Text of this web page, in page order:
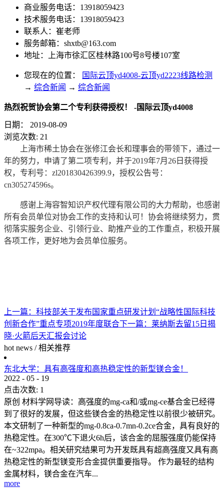
商业服务电话：13918059423
技术服务电话：13918059423
联系人：崔老师
服务邮箱： shxtb@163.com
地址：上海市徐汇区桂林路100号8号楼107室
您现在的位置：
国际云顶yd4008-云顶yd2223线路检测
→ 综合新闻 → 综合新闻
热烈祝贺协会第二个专利获得授权！ -国际云顶yd4008
日期：
2019-08-09
浏览次数: 21
上海市稀土协会在张修江会长和理事会的带领下，通过一
年的努力，申请了第二项专利，并于2019年7月26日获得授
权，专利号：zl201830426399.9，授权公告号：
cn305274596s。
感谢上海容智知识产权代理有限公司的大力帮助，也感谢
所有会员单位对协会工作的支持和认可！协会将继续努力，贯
彻落实服务企业、引领行业、助推产业的工作重点，积极开展
各项工作，更好地为会员单位服务。
上一篇： 科技部关于发布国家重点研发计划“战略性国际科技
创新合作”重点专项2019年度联合下一篇： 莱纳斯去留15日揭
晓·火箭后天汇报会讨论
hot news / 相关推荐
东北大学：具有高强度和高热稳定性的新型镁合金！
2022 - 05 - 19
点击次数: 1
原创 材料学网导读：高强度的mg-ca和/或mg-ce基合金已经得
到了很好的发展，但这些镁合金的热稳定性以前很少被研究。
本文研制了一种新型的mg-0.8ca-0.7mn-0.2ce合金，具有良好的
热稳定性。在300℃下退火6h后，该合金的屈服强度仍能保持
在~322mpa。相关研究结果可为开发既具有超高强度又具有高
热稳定性的新型镁变形合金提供重要指导。 作为最轻的结构
金属材料，镁合金在汽车...
more